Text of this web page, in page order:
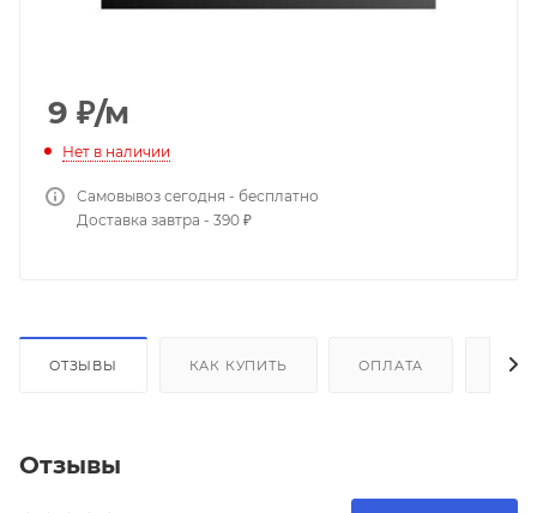
9 ₽/м
Нет в наличии
Самовывоз сегодня - бесплатно
Доставка завтра - 390 ₽
ОТЗЫВЫ КАК КУПИТЬ ОПЛАТА
Отзывы